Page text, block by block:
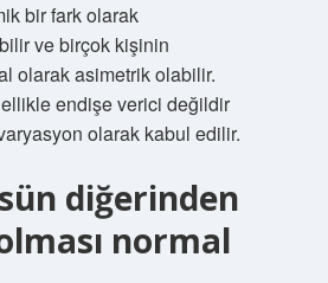
bir fark olarak
ve birçok kişinin
olarak asimetrik olabilir.
endişe verici değildir
olarak kabul edilir.
diğerinden
normal